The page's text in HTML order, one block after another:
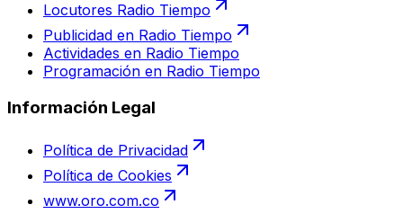
Locutores Radio Tiempo
Publicidad en Radio Tiempo
Actividades en Radio Tiempo
Programación en Radio Tiempo
Información Legal
Política de Privacidad
Política de Cookies
www.oro.com.co